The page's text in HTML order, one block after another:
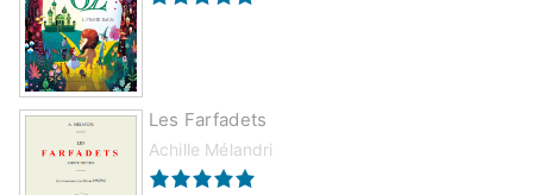
Les Farfadets
Achille Mélandri